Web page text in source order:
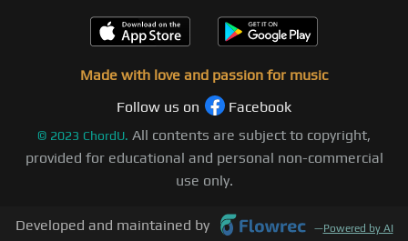
Made with love and passion for music
Follow us on
Facebook
© 2023 ChordU. All contents are subject to copyright,
provided for educational and personal non-commercial
use only.
Developed and maintained by —Powered by AI